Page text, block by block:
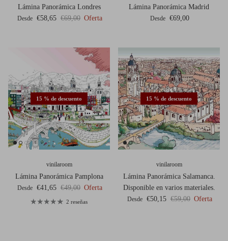
Lámina Panorámica Londres
Precio de venta
Desde €58,65 Precio normal
€69,00 Oferta
Lámina Panorámica Madrid
Precio normal
Desde €69,00
15 % de descuento
vinilaroom
Lámina Panorámica Pamplona
Precio de venta
Desde €41,65 Precio normal
€49,00 Oferta
2 reseñas
15 % de descuento
vinilaroom
Lámina Panorámica Salamanca.
Disponible en varios materiales.
Precio de venta
Desde €50,15 Precio normal
€59,00 Oferta